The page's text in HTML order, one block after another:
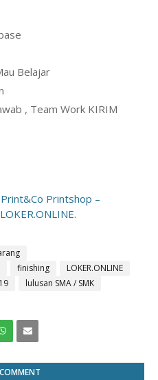
Belajar
, Team Work KIRIM
Printshop –
LOKER.ONLINE.
finishing
LOKER.ONLINE
lulusan SMA / SMK